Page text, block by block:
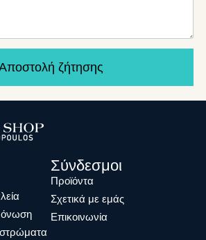
ζήτησης
Σύνδεσμοι
Προϊόντα
Σχετικά με εμάς
Επικοινωνία